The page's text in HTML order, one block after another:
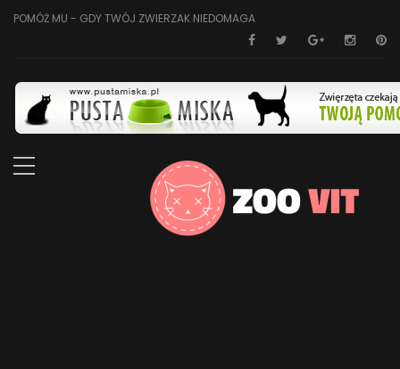
POMÓŻ MU - GDY TWÓJ ZWIERZAK NIEDOMAGA